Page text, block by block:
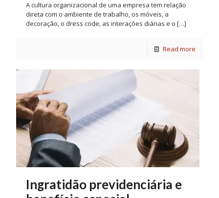
A cultura organizacional de uma empresa tem relação
direta com o ambiente de trabalho, os móveis, a
decoração, o dress code, as interações diárias e o […]
Read more
Ingratidão previdenciária e